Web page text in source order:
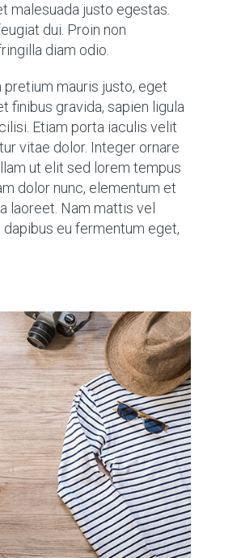
malesuada justo egestas.
dui. Proin non
diam odio.
pretium mauris justo, eget
finibus gravida, sapien ligula
Etiam porta iaculis velit
vitae dolor. Integer ornare
ut elit sed lorem tempus
dolor nunc, elementum et
laoreet. Nam mattis vel
eu fermentum eget,